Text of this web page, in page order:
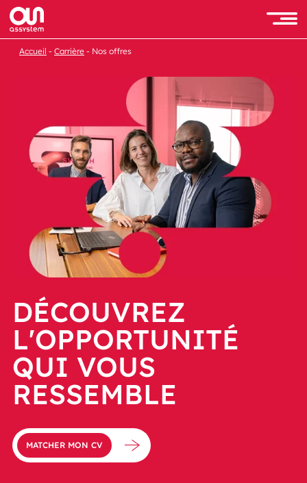
Accueil Carrière Nos offres
DÉCOUVREZ
L'OPPORTUNITÉ
QUI VOUS
RESSEMBLE
MATCHER MON CV